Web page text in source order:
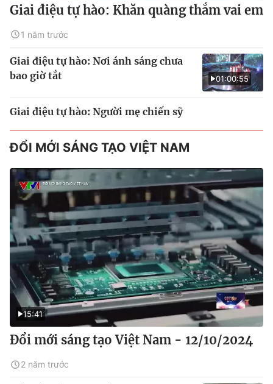
Giai điệu tự hào: Khăn quàng thắm vai em
1 năm trước
01:00:55
Giai điệu tự hào: Nơi ánh sáng chưa
bao giờ tắt
Giai điệu tự hào: Người mẹ chiến sỹ
ĐỔI MỚI SÁNG TẠO VIỆT NAM
15:41
Đổi mới sáng tạo Việt Nam - 12/10/2024
2 năm trước